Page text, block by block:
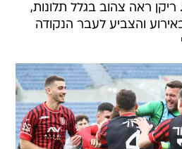
ראה צהוב בגלל תלונות,
והצביע לעבר הנקודה